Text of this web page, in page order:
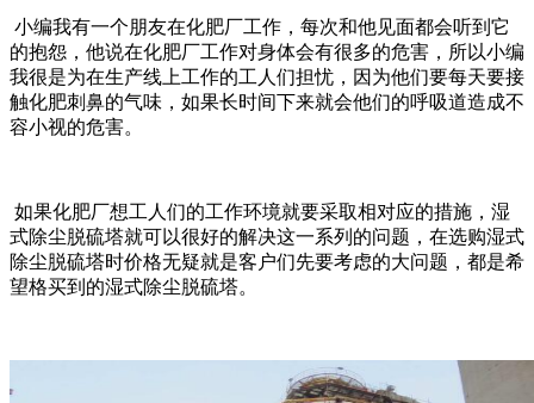
小编我有一个朋友在化肥厂工作，每次和他见面都会听到它
的抱怨，他说在化肥厂工作对身体会有很多的危害，所以小编
我很是为在生产线上工作的工人们担忧，因为他们要每天要接
触化肥刺鼻的气味，如果长时间下来就会他们的呼吸道造成不
容小视的危害。
如果化肥厂想工人们的工作环境就要采取相对应的措施，湿
式除尘脱硫塔就可以很好的解决这一系列的问题，在选购湿式
除尘脱硫塔时价格无疑就是客户们先要考虑的大问题，都是希
望格买到的湿式除尘脱硫塔。